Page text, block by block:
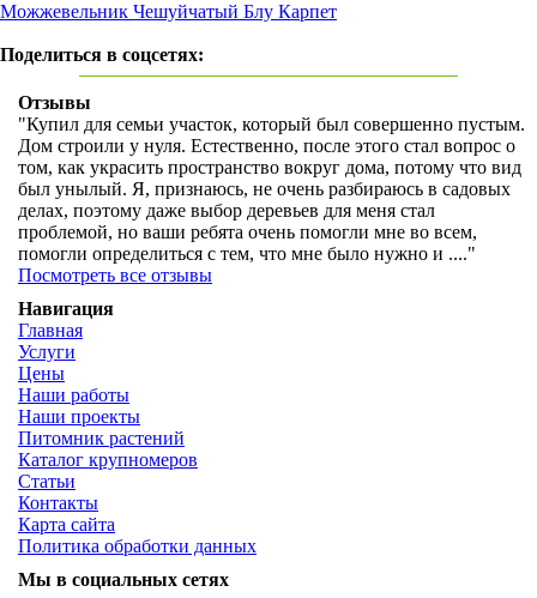
Можжевельник Чешуйчатый Блу Карпет
Поделиться в соцсетях:
Отзывы
"Купил для семьи участок, который был совершенно пустым.
Дом строили у нуля. Естественно, после этого стал вопрос о
том, как украсить пространство вокруг дома, потому что вид
был унылый. Я, признаюсь, не очень разбираюсь в садовых
делах, поэтому даже выбор деревьев для меня стал
проблемой, но ваши ребята очень помогли мне во всем,
помогли определиться с тем, что мне было нужно и ...."
Посмотреть все отзывы
Навигация
Главная
Услуги
Цены
Наши работы
Наши проекты
Питомник растений
Каталог крупномеров
Статьи
Контакты
Карта сайта
Политика обработки данных
Мы в социальных сетях